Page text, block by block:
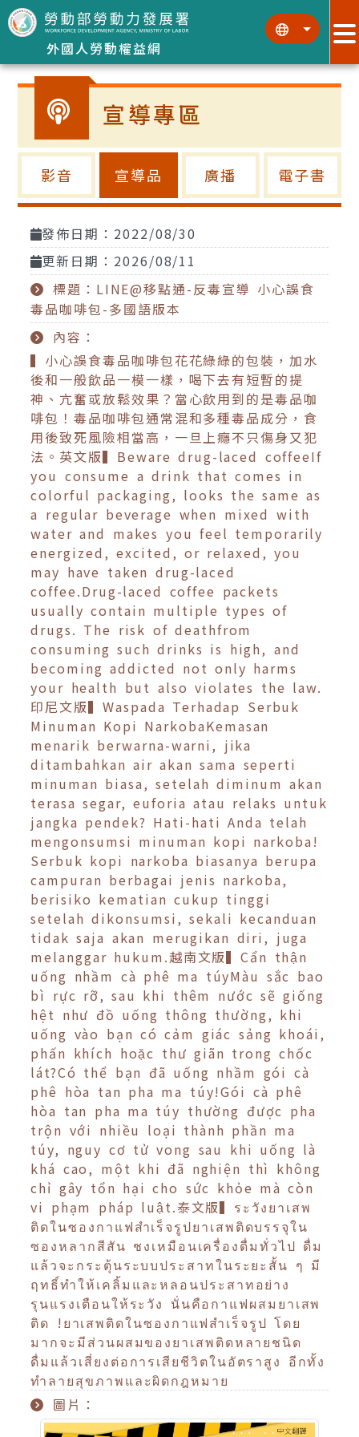
跳到主要內容區塊
外國人勞動權益網
::: :::
宣導專區
影音 宣導品 廣播 電子書
發佈日期：2022/08/30
更新日期：2026/08/11
標題：LINE@移點通-反毒宣導 小心誤食
毒品咖啡包-多國語版本
內容：
▍小心誤食毒品咖啡包花花綠綠的包裝，加水
後和一般飲品一模一樣，喝下去有短暫的提
神、亢奮或放鬆效果？當心飲用到的是毒品咖
啡包！毒品咖啡包通常混和多種毒品成分，食
用後致死風險相當高，一旦上癮不只傷身又犯
法。英文版▍Beware drug-laced coffeeIf
you consume a drink that comes in
colorful packaging, looks the same as
a regular beverage when mixed with
water and makes you feel temporarily
energized, excited, or relaxed, you
may have taken drug-laced
coffee.Drug-laced coffee packets
usually contain multiple types of
drugs. The risk of deathfrom
consuming such drinks is high, and
becoming addicted not only harms
your health but also violates the law.
印尼文版▍Waspada Terhadap Serbuk
Minuman Kopi NarkobaKemasan
menarik berwarna-warni, jika
ditambahkan air akan sama seperti
minuman biasa, setelah diminum akan
terasa segar, euforia atau relaks untuk
jangka pendek? Hati-hati Anda telah
mengonsumsi minuman kopi narkoba!
Serbuk kopi narkoba biasanya berupa
campuran berbagai jenis narkoba,
berisiko kematian cukup tinggi
setelah dikonsumsi, sekali kecanduan
tidak saja akan merugikan diri, juga
melanggar hukum.越南文版▍Cẩn thận
uống nhầm cà phê ma túyMàu sắc bao
bì rực rỡ, sau khi thêm nước sẽ giống
hệt như đồ uống thông thường, khi
uống vào bạn có cảm giác sảng khoái,
phấn khích hoặc thư giãn trong chốc
lát?Có thể bạn đã uống nhầm gói cà
phê hòa tan pha ma túy!Gói cà phê
hòa tan pha ma túy thường được pha
trộn với nhiều loại thành phần ma
túy, nguy cơ tử vong sau khi uống là
khá cao, một khi đã nghiện thì không
chỉ gây tổn hại cho sức khỏe mà còn
vi phạm pháp luật.泰文版▍ระวังยาเสพ
ติดในซองกาแฟสำเร็จรูปยาเสพติดบรรจุใน
ซองหลากสีสัน ชงเหมือนเครื่องดื่มทั่วไป ดื่ม
แล้วจะกระตุ้นระบบประสาทในระยะสั้น ๆ มี
ฤทธิ์ทำให้เคลิ้มและหลอนประสาทอย่าง
รุนแรงเตือนให้ระวัง นั่นคือกาแฟผสมยาเสพ
ติด !ยาเสพติดในซองกาแฟสำเร็จรูป โดย
มากจะมีส่วนผสมของยาเสพติดหลายชนิด
ดื่มแล้วเสี่ยงต่อการเสียชีวิตในอัตราสูง อีกทั้ง
ทำลายสุขภาพและผิดกฎหมาย
圖片：